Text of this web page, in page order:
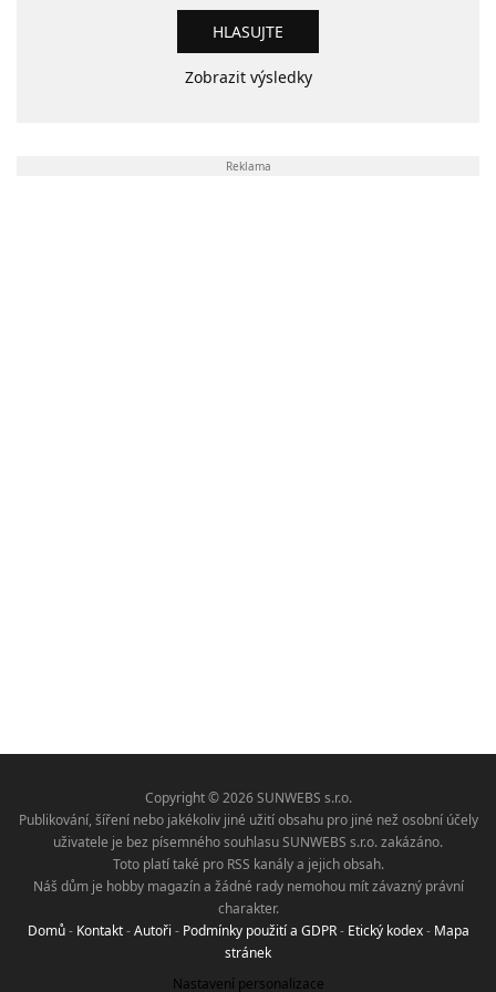
Zobrazit výsledky
Reklama
Copyright © 2026 SUNWEBS s.r.o.
Publikování, šíření nebo jakékoliv jiné užití obsahu pro jiné než osobní účely
uživatele je bez písemného souhlasu SUNWEBS s.r.o. zakázáno.
Toto platí také pro RSS kanály a jejich obsah.
Náš dům je hobby magazín a žádné rady nemohou mít závazný právní
charakter.
Domů- Kontakt-Autoři - Podmínky použití a GDPR- Etický kodex- Mapa
stránek
Nastavení personalizace